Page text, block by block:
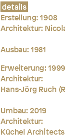
details
Erstellung:1908
Architektur:
Ausbau: 1981
Erweiterung: 1999
Architektur:
Hans-Jörg Ruch
Umbau: 2019
Architektur:
Küchel Architects